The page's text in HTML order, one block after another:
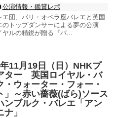
公演情報・鑑賞レポ
団、パリ・オペラ座バレエと英国
のトップダンサーによる夢の公演
ヤルの精鋭が贈る『バ...
年11月19日（日）NHKプ
ター 英国ロイヤル・バ
・ウォーター・フォー・
」～赤い薔薇(ばら)ソース
ンブルク・バレエ「アン
」